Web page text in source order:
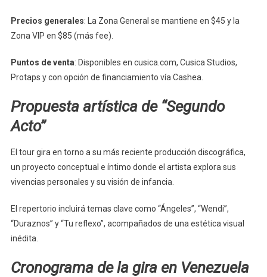
Precios generales: La Zona General se mantiene en $45 y la
Zona VIP en $85 (más fee).
Puntos de venta: Disponibles en cusica.com, Cusica Studios,
Protaps y con opción de financiamiento vía Cashea.
Propuesta artística de “Segundo
Acto”
El tour gira en torno a su más reciente producción discográfica,
un proyecto conceptual e íntimo donde el artista explora sus
vivencias personales y su visión de infancia.
El repertorio incluirá temas clave como “Ángeles”, “Wendi”,
“Duraznos” y “Tu reflexo”, acompañados de una estética visual
inédita.
Cronograma de la gira en Venezuela